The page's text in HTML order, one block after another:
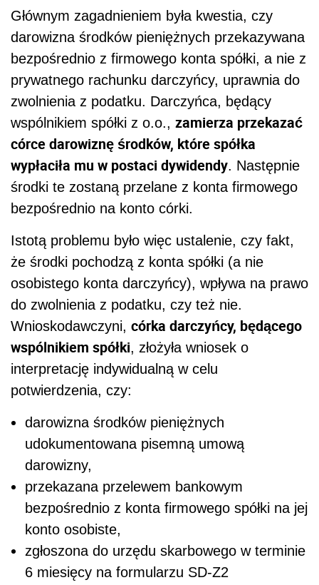
Głównym zagadnieniem była kwestia, czy
darowizna środków pieniężnych przekazywana
bezpośrednio z firmowego konta spółki, a nie z
prywatnego rachunku darczyńcy, uprawnia do
zwolnienia z podatku. Darczyńca, będący
wspólnikiem spółki z o.o., zamierza przekazać
córce darowiznę środków, które spółka
wypłaciła mu w postaci dywidendy. Następnie
środki te zostaną przelane z konta firmowego
bezpośrednio na konto córki.
Istotą problemu było więc ustalenie, czy fakt,
że środki pochodzą z konta spółki (a nie
osobistego konta darczyńcy), wpływa na prawo
do zwolnienia z podatku, czy też nie.
Wnioskodawczyni, córka darczyńcy, będącego
wspólnikiem spółki, złożyła wniosek o
interpretację indywidualną w celu
potwierdzenia, czy:
darowizna środków pieniężnych
udokumentowana pisemną umową
darowizny,
przekazana przelewem bankowym
bezpośrednio z konta firmowego spółki na jej
konto osobiste,
zgłoszona do urzędu skarbowego w terminie
6 miesięcy na formularzu SD-Z2